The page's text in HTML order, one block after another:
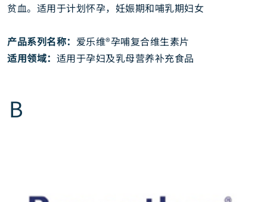
贫血。适用于计划怀孕，妊娠期和哺乳期妇女
产品系列名称： 爱乐维®孕哺复合维生素片
适用领域： 适用于孕妇及乳母营养补充食品
B